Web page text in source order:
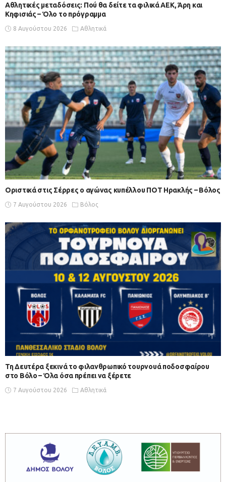
Αθλητικές μεταδόσεις: Πού θα δείτε τα φιλικά ΑΕΚ, Άρη και
Κηφισιάς – Όλο το πρόγραμμα
8 Αυγούστου 2026 Αθλητικά
Οριστικά στις Σέρρες ο αγώνας κυπέλλου ΠΟΤ Ηρακλής – Βόλος
7 Αυγούστου 2026 Βόλος
Τη Δευτέρα ξεκινά το φιλανθρωπικό τουρνουά ποδοσφαίρου
στο Βόλο – Όλα όσα πρέπει να ξέρετε
7 Αυγούστου 2026 Αθλητικά